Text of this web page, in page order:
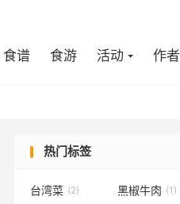
食谱 食游 活动 作者
热门标签
台湾菜 (2) 黑椒牛肉 (1)